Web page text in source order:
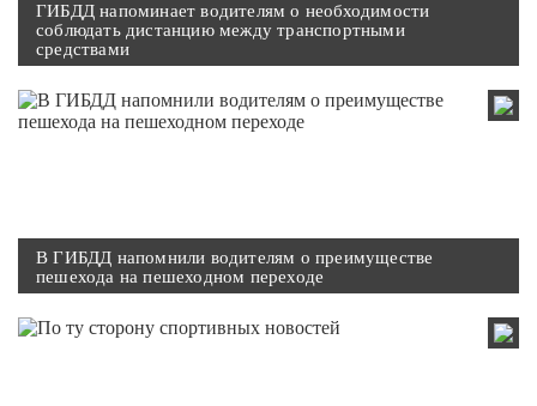
ГИБДД напоминает водителям о необходимости
соблюдать дистанцию между транспортными
средствами
В ГИБДД напомнили водителям о преимуществе
пешехода на пешеходном переходе